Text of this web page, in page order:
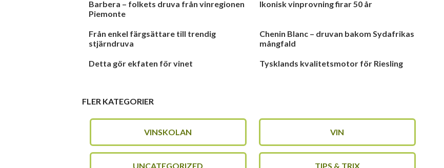
Barbera – folkets druva från vinregionen
Piemonte
Ikonisk vinprovning firar 50 år
Från enkel färgsättare till trendig
stjärndruva
Chenin Blanc – druvan bakom Sydafrikas
mångfald
Detta gör ekfaten för vinet Tysklands kvalitetsmotor för Riesling
FLER KATEGORIER
VINSKOLAN VIN
UNCATEGORIZED TIPS & TRIX